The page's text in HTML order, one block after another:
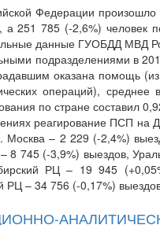
Федерации
а 251 785 (-2,6%) человек
данные ГУОБДД МВД
подразделениями в
оказана помощь
операций),
по стране составил
реагирование ПСП на
Москва – 2 229 (-2,4%)
8 745 (-3,9%) выездов,
РЦ – 19 945
РЦ – 34 756 (-0,17%)